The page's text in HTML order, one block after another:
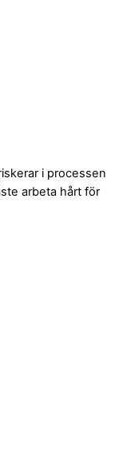
i processen
arbeta hårt för